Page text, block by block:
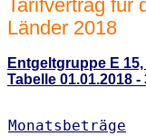
Tarifvertrag für
Länder 2018
Entgeltgruppe E
Tabelle 01.01.2018 -
Monatsbeträge